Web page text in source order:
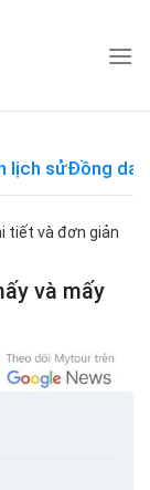
lịch sửĐồng dao
tiết và đơn giản
và mấy